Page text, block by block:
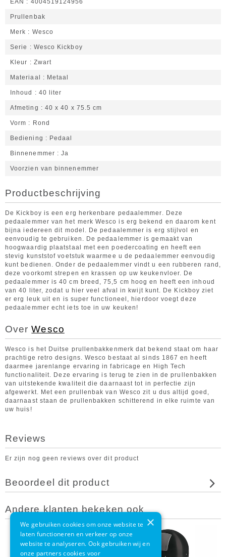
EAN 4004519124956
Prullenbak
Merk Wesco
Serie Wesco Kickboy
Kleur Zwart
Materiaal Metaal
Inhoud 40 liter
Afmeting 40 x 40 x 75.5 cm
Vorm Rond
Bediening Pedaal
Binnenemmer Ja
Voorzien van binnenemmer
Productbeschrijving
De Kickboy is een erg herkenbare pedaalemmer. Deze
pedaalemmer van het merk Wesco is erg bekend en daarom kent
bijna iedereen dit model. De pedaalemmer is erg stijlvol en
eenvoudig te gebruiken. De pedaalemmer is gemaakt van
hoogwaardig plaatstaal met een poedercoating en heeft een
stevig kunststof voetstuk waarmee u de pedaalemmer eenvoudig
kunt bedienen. Onder de pedaalemmer vindt u een rubberen rand,
deze voorkomt strepen en krassen op uw keukenvloer. De
pedaalemmer is 40 cm breed, 75,5 cm hoog en heeft een inhoud
van 40 liter, zodat u hier veel afval in kwijt kunt. De Kickboy ziet
er erg leuk uit en is super functioneel, hierdoor voegt deze
pedaalemmer echt iets toe in uw keuken!
OverWesco
Wesco is het Duitse prullenbakkenmerk dat bekend staat om haar
prachtige retro designs. Wesco bestaat al sinds 1867 en heeft
daarmee jarenlange ervaring in fabricage en High Tech
functionaliteit. Deze ervaring is terug te zien in de prullenbakken
van uitstekende kwaliteit die daarnaast tot in perfectie zijn
afgewerkt. Met een prullenbak van Wesco zit u dus altijd goed,
daarnaast staan de prullenbakken schitterend in elke ruimte van
uw huis!
Reviews
Er zijn nog geen reviews over dit product
Beoordeel dit product
Andere klanten bekeken ook
×
We gebruiken cookies om onze website te
laten functioneren en verkeer op onze
website te analyseren. Ook gebruiken wij en
onze partners cookies voor